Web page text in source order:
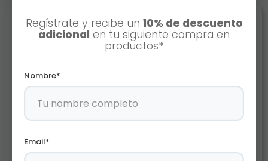
GL-NICTM
Regístrate y recibe un 10% de descuento
adicional en tu siguiente compra en
productos*
Nombre*
Email*